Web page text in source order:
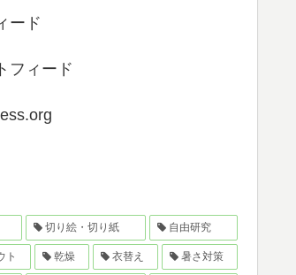
ード
フィード
切り絵・切り紙 自由研究
ト 乾燥 衣替え 暑さ対策